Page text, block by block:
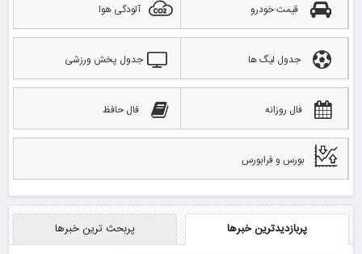
قیمت خودرو آلودگی هوا
جدول لیگ ها جدول پخش ورزشی
فال روزانه فال حافظ
بورس و فرابورس
پربازدیدترین خبرها پربحث ترین خبرها